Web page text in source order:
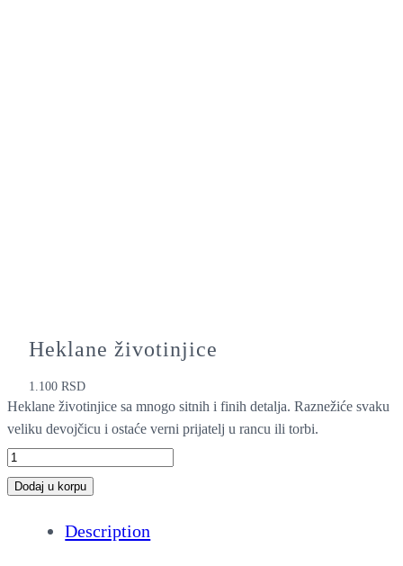
Heklane životinjice
1.100RSD
Heklane životinjice sa mnogo sitnih i finih detalja. Raznežiće svaku
veliku devojčicu i ostaće verni prijatelj u rancu ili torbi.
H
eDodaj u korpu
Description